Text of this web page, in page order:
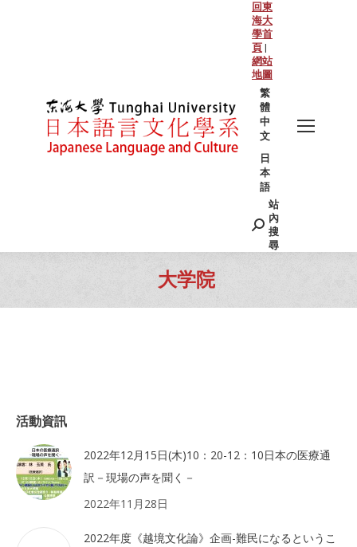
回東
海大
學首
頁 |
網站
地圖
繁
體
中
文
日
本
語
Search:
站
內
搜
尋
大学院
You are here:
活動資訊
2022年12月15日(木)10：20-12：10日本の医療通
訳－現場の声を聞く－
2022年11月28日
2022年度《越境文化論》企画-難民になるというこ